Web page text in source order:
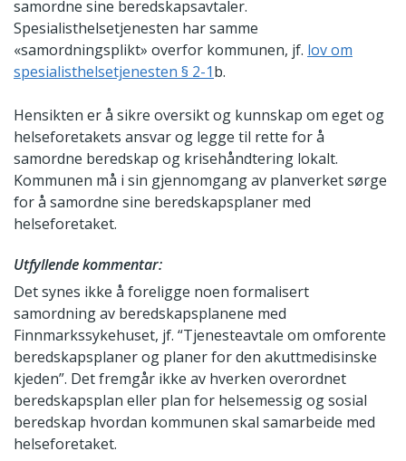
samordne sine beredskapsavtaler.
Spesialisthelsetjenesten har samme
«samordningsplikt» overfor kommunen, jf. lov om
spesialisthelsetjenesten § 2-1b.
Hensikten er å sikre oversikt og kunnskap om eget og
helseforetakets ansvar og legge til rette for å
samordne beredskap og krisehåndtering lokalt.
Kommunen må i sin gjennomgang av planverket sørge
for å samordne sine beredskapsplaner med
helseforetaket.
Utfyllende kommentar:
Det synes ikke å foreligge noen formalisert
samordning av beredskapsplanene med
Finnmarkssykehuset, jf. “Tjenesteavtale om omforente
beredskapsplaner og planer for den akuttmedisinske
kjeden”. Det fremgår ikke av hverken overordnet
beredskapsplan eller plan for helsemessig og sosial
beredskap hvordan kommunen skal samarbeide med
helseforetaket.